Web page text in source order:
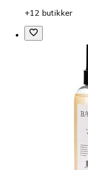
+12 butikker